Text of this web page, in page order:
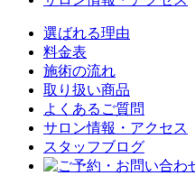
選ばれる理由
料金表
施術の流れ
取り扱い商品
よくあるご質問
サロン情報・アクセス
スタッフブログ